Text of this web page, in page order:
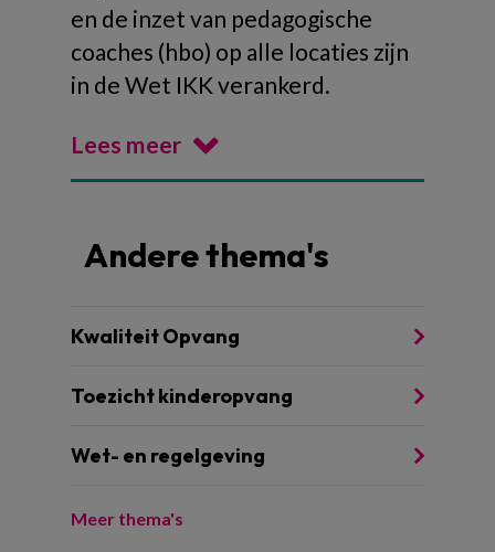
en de inzet van pedagogische
coaches (hbo) op alle locaties zijn
in de Wet IKK verankerd.
Lees meer
Andere thema's
Kwaliteit Opvang
Toezicht kinderopvang
Wet- en regelgeving
Meer thema's